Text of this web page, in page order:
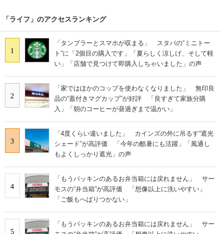
「ライフ」のアクセスランキング
1
「タンブラーとスマホが収まる」 スタバの“ミニトー
ト”に「2個目の購入です」「夏らしく涼しげ、そして軽
い」「店舗で見つけて即購入しちゃいました」の声
2
「家ではほかのコップを使わなくなりました」 無印良
品の“蓋付きマグカップ”が好評 「良すぎて家族分購
入」「朝のコーヒーが昼過ぎまで温かい」
3
「4度くらい違いました」 カインズの外に吊るす“遮光
シェード”が高評価 「今年の酷暑にも活躍」「風通し
もよくしっかり遮光」の声
4
「もうパッキンのあるお弁当箱には戻れません」 サー
モスの“弁当箱”が高評価 「想像以上に洗いやすい」
「ご飯もへばりつかない」
5
「もうパッキンのあるお弁当箱には戻れません」 サー